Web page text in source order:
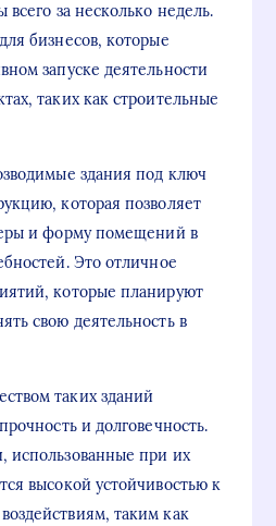
всего за несколько недель.
бизнесов, которые
запуске деятельности
таких как строительные
здания под ключ
которая позволяет
и форму помещений в
Это отличное
которые планируют
свою деятельность в
таких зданий
и долговечность.
использованные при их
высокой устойчивостью к
таким как